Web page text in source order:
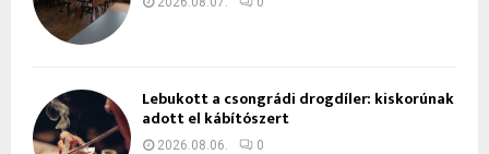
Lebukott a csongrádi drogdíler: kiskorúnak
adott el kábítószert
2026.08.06. 0